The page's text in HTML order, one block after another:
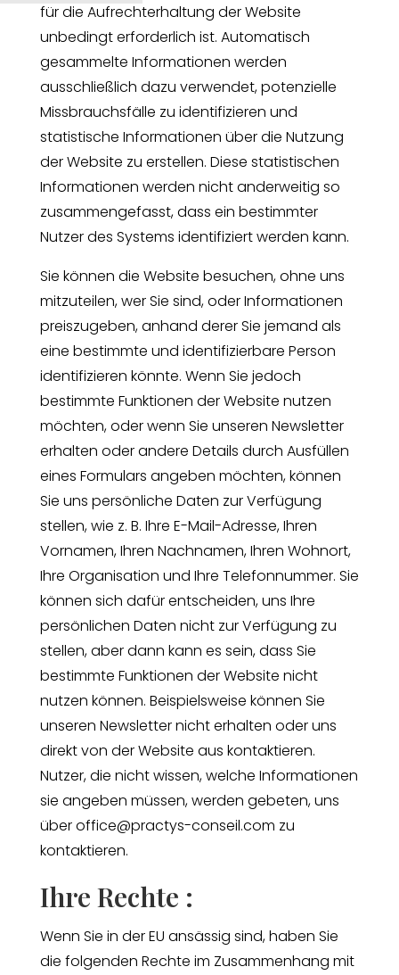
für die Aufrechterhaltung der Website
unbedingt erforderlich ist. Automatisch
gesammelte Informationen werden
ausschließlich dazu verwendet, potenzielle
Missbrauchsfälle zu identifizieren und
statistische Informationen über die Nutzung
der Website zu erstellen. Diese statistischen
Informationen werden nicht anderweitig so
zusammengefasst, dass ein bestimmter
Nutzer des Systems identifiziert werden kann.
Sie können die Website besuchen, ohne uns
mitzuteilen, wer Sie sind, oder Informationen
preiszugeben, anhand derer Sie jemand als
eine bestimmte und identifizierbare Person
identifizieren könnte. Wenn Sie jedoch
bestimmte Funktionen der Website nutzen
möchten, oder wenn Sie unseren Newsletter
erhalten oder andere Details durch Ausfüllen
eines Formulars angeben möchten, können
Sie uns persönliche Daten zur Verfügung
stellen, wie z. B. Ihre E-Mail-Adresse, Ihren
Vornamen, Ihren Nachnamen, Ihren Wohnort,
Ihre Organisation und Ihre Telefonnummer. Sie
können sich dafür entscheiden, uns Ihre
persönlichen Daten nicht zur Verfügung zu
stellen, aber dann kann es sein, dass Sie
bestimmte Funktionen der Website nicht
nutzen können. Beispielsweise können Sie
unseren Newsletter nicht erhalten oder uns
direkt von der Website aus kontaktieren.
Nutzer, die nicht wissen, welche Informationen
sie angeben müssen, werden gebeten, uns
über office@practys-conseil.com zu
kontaktieren.
Ihre Rechte :
Wenn Sie in der EU ansässig sind, haben Sie
die folgenden Rechte im Zusammenhang mit